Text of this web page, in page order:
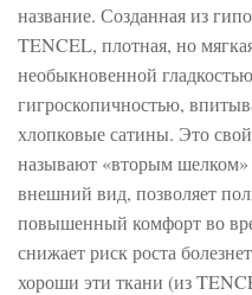
название. Созданная из
TENCEL, плотная, но
необыкновенной
гигроскопичностью,
хлопковые сатины. Это
называют «вторым шелком»
внешний вид, позволяет
повышенный комфорт во
снижает риск роста
хороши эти ткани (из